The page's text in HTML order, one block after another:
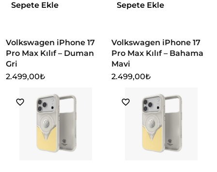
Sepete Ekle
Volkswagen iPhone 17
Pro Max Kılıf – Duman
Gri
2.499,00₺
Sepete Ekle
Volkswagen iPhone 17
Pro Max Kılıf – Bahama
Mavi
2.499,00₺